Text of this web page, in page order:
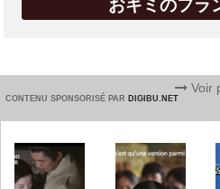
おキミのフラ
CONTENU SPONSORISÉ PAR DIGIBU.NET
Voir